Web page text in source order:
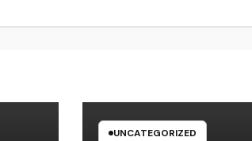
UNCATEGORIZED